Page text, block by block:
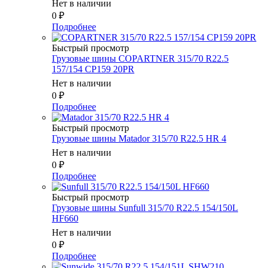
Нет в наличии
0 ₽
Подробнее
Быстрый просмотр
Грузовые шины COPARTNER 315/70 R22.5
157/154 CP159 20PR
Нет в наличии
0 ₽
Подробнее
Быстрый просмотр
Грузовые шины Matador 315/70 R22.5 HR 4
Нет в наличии
0 ₽
Подробнее
Быстрый просмотр
Грузовые шины Sunfull 315/70 R22.5 154/150L
HF660
Нет в наличии
0 ₽
Подробнее